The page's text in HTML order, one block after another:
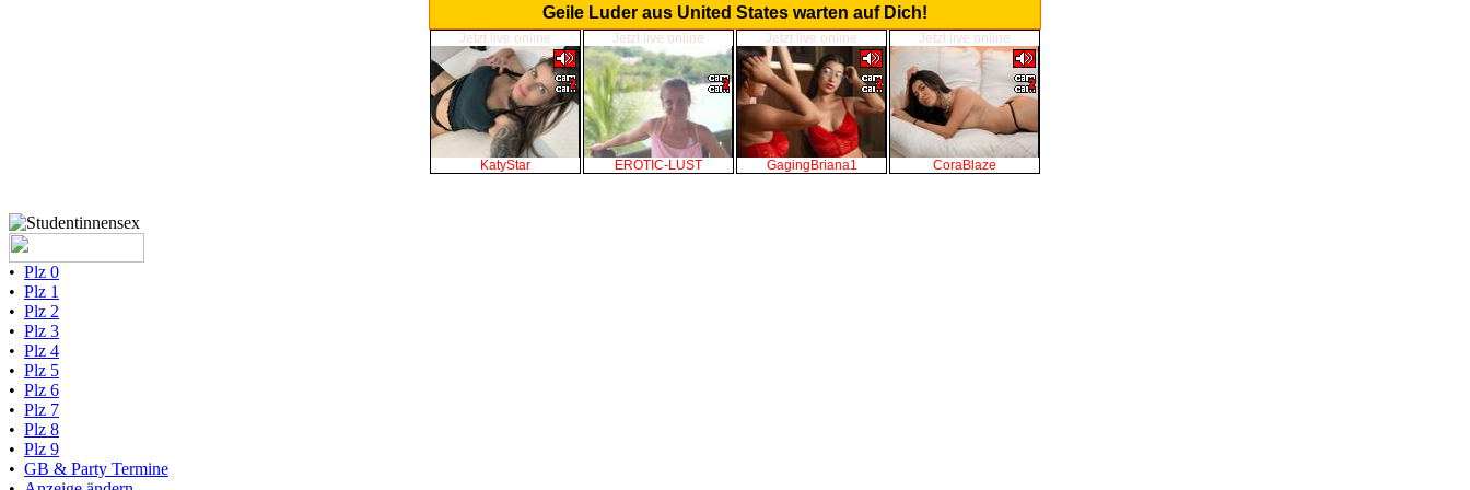
Geile Luder aus United States warten auf Dich!
Jetzt live online
KatyStar
Jetzt live online
EROTIC-LUST
Jetzt live online
GagingBriana1
Jetzt live online
CoraBlaze
• Plz 0
• Plz 1
• Plz 2
• Plz 3
• Plz 4
• Plz 5
• Plz 6
• Plz 7
• Plz 8
• Plz 9
• GB & Party Termine